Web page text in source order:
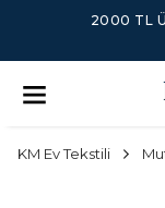
2000 TL
KM Ev Tekstili